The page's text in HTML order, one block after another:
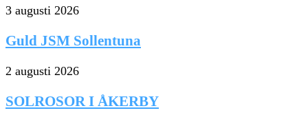
3 augusti 2026
Guld JSM Sollentuna
2 augusti 2026
SOLROSOR I ÅKERBY